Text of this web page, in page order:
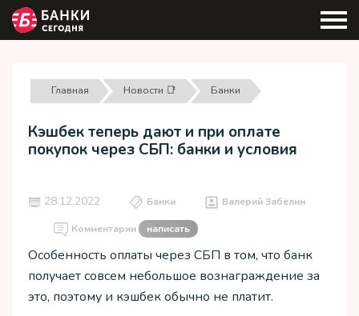
Главная Новости 📑 Банки
Кэшбек теперь дают и при оплате
покупок через СБП: банки и условия
28.12.2022 Банки Валерий Забелин
Комментарии написать
Особенность оплаты через СБП в том, что банк
получает совсем небольшое вознаграждение за
это, поэтому и кэшбек обычно не платит.